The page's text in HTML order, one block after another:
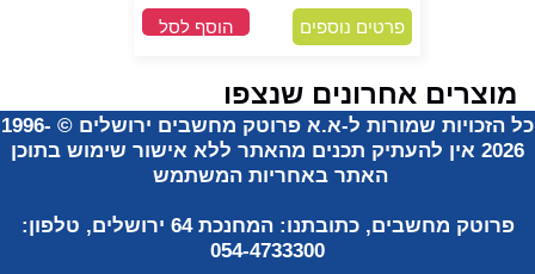
פרטים נוספים הוסף לסל
מוצרים אחרונים שנצפו
הזכויות שמורות ל-א.א פרוטק מחשבים ירושלים ©
1996-
2026 אין להעתיק תכנים מהאתר ללא אישור שימושבתוכן
האתר באחריות המשתמש
פרוטק מחשבים, כתובתנו: המחנכת 64 ירושלים, טלפון:
054-4733300